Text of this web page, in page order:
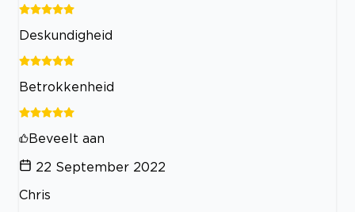
Deskundigheid
Betrokkenheid
Beveelt aan
22 September 2022
Chris